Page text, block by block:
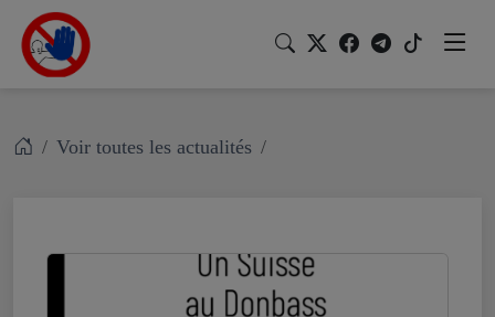
Voir toutes les actualités